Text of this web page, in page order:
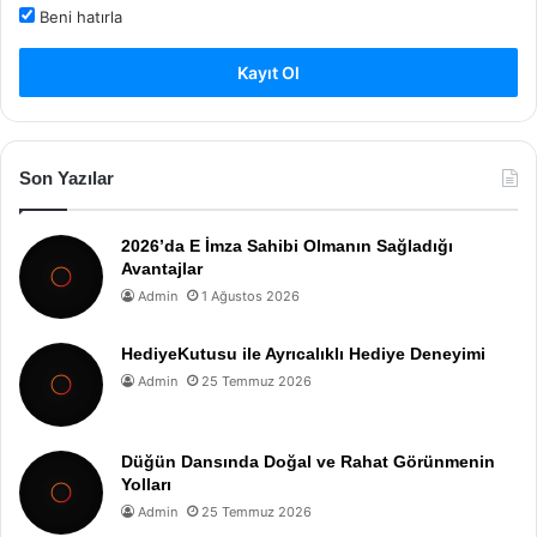
Beni hatırla
Kayıt Ol
Son Yazılar
2026’da E İmza Sahibi Olmanın Sağladığı
Avantajlar
Admin 1 Ağustos 2026
HediyeKutusu ile Ayrıcalıklı Hediye Deneyimi
Admin 25 Temmuz 2026
Düğün Dansında Doğal ve Rahat Görünmenin
Yolları
Admin 25 Temmuz 2026